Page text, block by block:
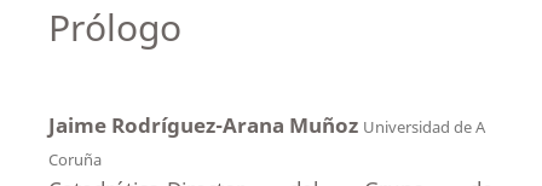
Prólogo
Jaime Rodríguez-Arana Muñoz Universidad de A
Coruña